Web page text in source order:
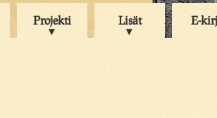
Projekti Lisät E-